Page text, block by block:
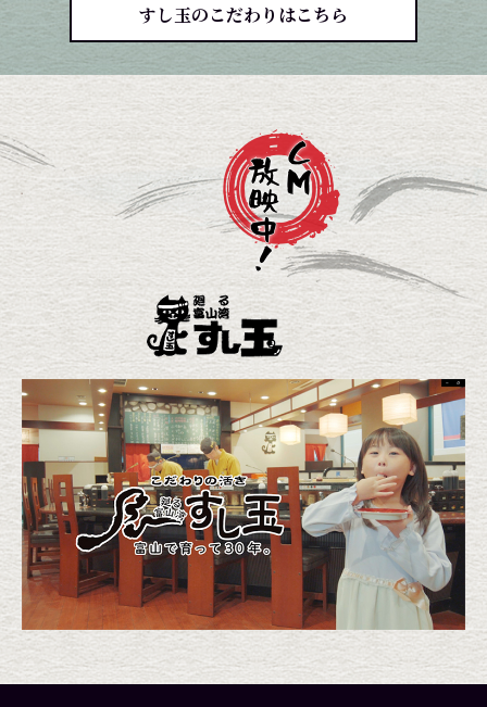
すし玉のこだわりはこちら